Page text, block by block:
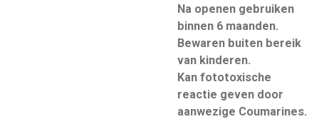
Na openen gebruiken
binnen 6 maanden.
Bewaren buiten bereik
van kinderen.
Kan fototoxische
reactie geven door
aanwezige Coumarines.